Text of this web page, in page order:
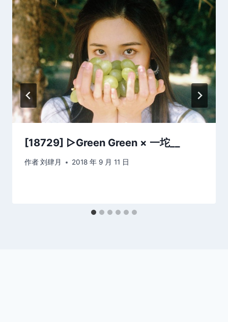
[18729] ▷Green Green × 一坨__
作者刘肆月 2018 年 9 月 11 日